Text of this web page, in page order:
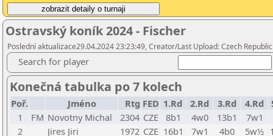
Ostravský koník 2024 - Fischer
Poslední aktualizace29.04.2024 23:23:49, Creator/Last Upload: Czech
Search for player
Konečná tabulka po 7 kolech
Poř. Jméno Rtg FED 1.Rd 2.Rd 3.Rd 4.Rd
1
FM Novotny Michal 2304 CZE 8b1 4w0 13b1
7w1
2
Jires Jiri 1972 CZE 16b1 7w1 4b0 5w½